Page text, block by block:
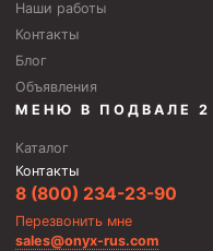
Задвижки буровые
Противовыбросовое
Системы верхнего
Элеваторы трубные
Буровые установки
Наши работы
Контакты
Блог
Объявления
МЕНЮ В ПОДВАЛЕ 2
Каталог
Контакты
8 (800) 234-23-90
Перезвонить мне
sales@onyx-rus.com